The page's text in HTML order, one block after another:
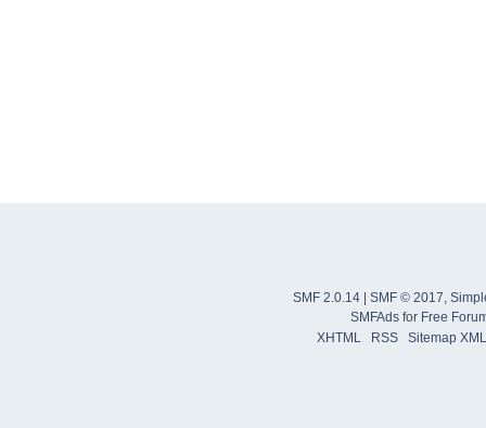
SMF 2.0.14 SMF © 2017
SMFAdsfor Free
XHTML
RSS Sitemap XML